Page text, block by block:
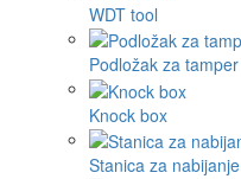
WDT tool
Podložak za tamper
Knock box
Stanica za nabijanje